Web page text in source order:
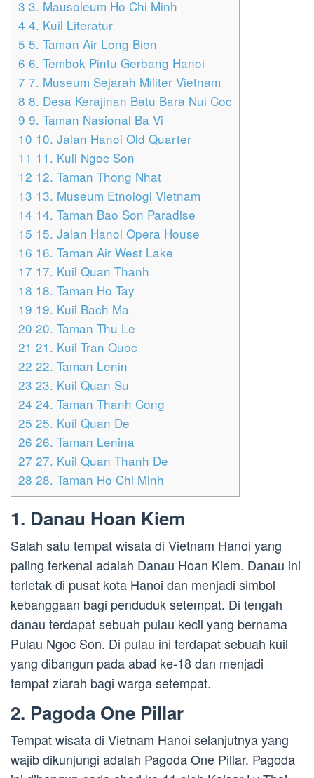
3 3. Mausoleum Ho Chi Minh
4 4. Kuil Literatur
5 5. Taman Air Long Bien
6 6. Tembok Pintu Gerbang Hanoi
7 7. Museum Sejarah Militer Vietnam
8 8. Desa Kerajinan Batu Bara Nui Coc
9 9. Taman Nasional Ba Vi
10 10. Jalan Hanoi Old Quarter
11 11. Kuil Ngoc Son
12 12. Taman Thong Nhat
13 13. Museum Etnologi Vietnam
14 14. Taman Bao Son Paradise
15 15. Jalan Hanoi Opera House
16 16. Taman Air West Lake
17 17. Kuil Quan Thanh
18 18. Taman Ho Tay
19 19. Kuil Bach Ma
20 20. Taman Thu Le
21 21. Kuil Tran Quoc
22 22. Taman Lenin
23 23. Kuil Quan Su
24 24. Taman Thanh Cong
25 25. Kuil Quan De
26 26. Taman Lenina
27 27. Kuil Quan Thanh De
28 28. Taman Ho Chi Minh
1. Danau Hoan Kiem
Salah satu tempat wisata di Vietnam Hanoi yang
paling terkenal adalah Danau Hoan Kiem. Danau ini
terletak di pusat kota Hanoi dan menjadi simbol
kebanggaan bagi penduduk setempat. Di tengah
danau terdapat sebuah pulau kecil yang bernama
Pulau Ngoc Son. Di pulau ini terdapat sebuah kuil
yang dibangun pada abad ke-18 dan menjadi
tempat ziarah bagi warga setempat.
2. Pagoda One Pillar
Tempat wisata di Vietnam Hanoi selanjutnya yang
wajib dikunjungi adalah Pagoda One Pillar. Pagoda